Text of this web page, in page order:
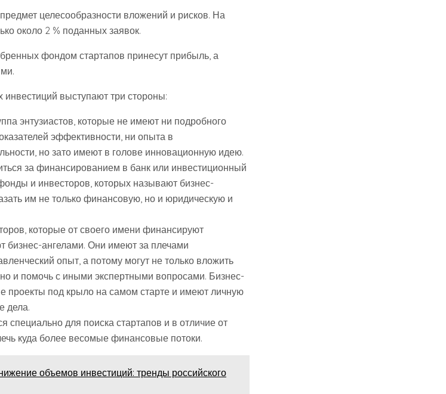
целесообразности вложений и рисков. На
около 2 % поданных заявок.
фондом стартапов принесут прибыль, а
выступают три стороны:
энтузиастов, которые не имеют ни подробного
эффективности, ни опыта в
но зато имеют в голове инновационную идею.
за финансированием в банк или инвестиционный
и инвесторов, которых называют бизнес-
им не только финансовую, но и юридическую и
которые от своего имени финансируют
бизнес-ангелами. Они имеют за плечами
опыт, а потому могут не только вложить
но и помочь с иными экспертными вопросами. Бизнес-
проекты под крыло на самом старте и имеют личную
дела.
специально для поиска стартапов и в отличие от
куда более весомые финансовые потоки.
объемов инвестиций: тренды российского